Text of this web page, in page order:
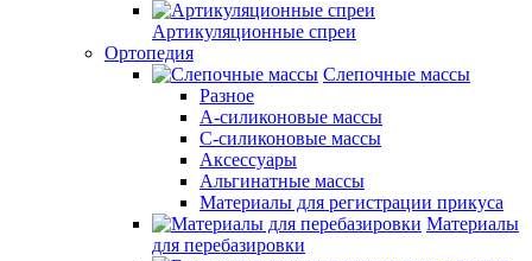
Артикуляционные спреи
Ортопедия
Слепочные массы
Разное
А-силиконовые массы
С-силиконовые массы
Аксессуары
Альгинатные массы
Материалы для регистрации прикуса
Материалы
для перебазировки